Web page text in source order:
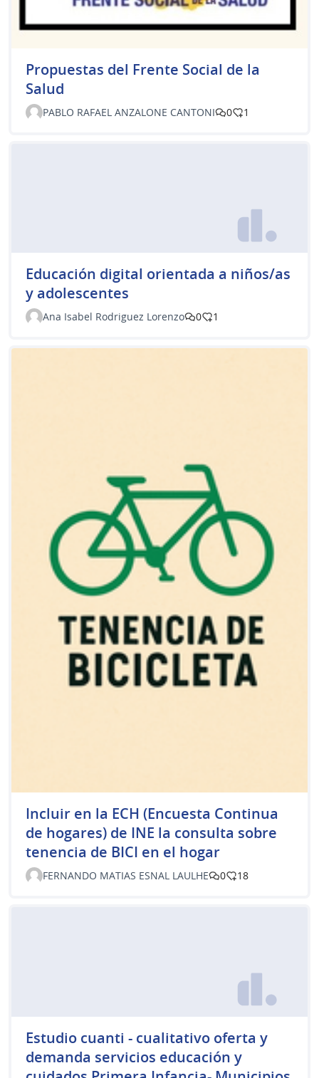
Propuestas del Frente Social de la
Salud
PABLO RAFAEL ANZALONE CANTONI 0 1
Educación digital orientada a niños/as
y adolescentes
Ana Isabel Rodriguez Lorenzo 0 1
Incluir en la ECH (Encuesta Continua
de hogares) de INE la consulta sobre
tenencia de BICI en el hogar
FERNANDO MATIAS ESNAL LAULHE 0 18
Estudio cuanti - cualitativo oferta y
demanda servicios educación y